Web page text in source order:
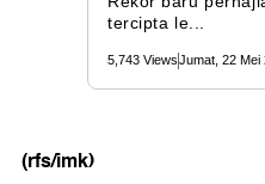
(rfs/imk)